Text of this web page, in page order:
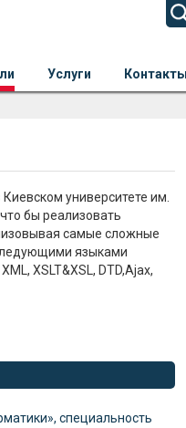
Услуги Контакты
университете им.
бы реализовать
самые сложные
языками
XSLT&XSL, DTD,Ajax,
специальность